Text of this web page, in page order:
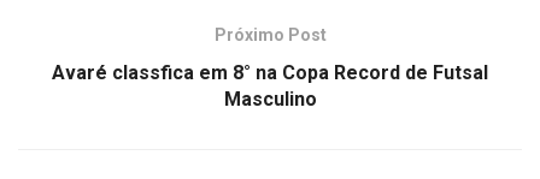
Próximo Post
Avaré classfica em 8° na Copa Record de Futsal
Masculino